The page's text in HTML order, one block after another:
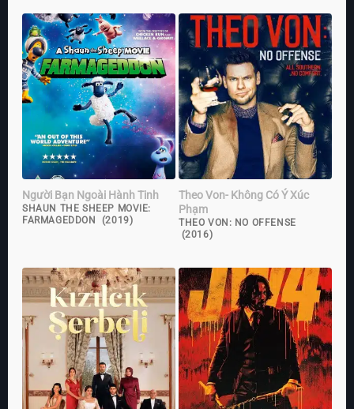
Người Bạn Ngoài Hành Tinh
SHAUN THE SHEEP MOVIE:
FARMAGEDDON (2019)
Theo Von- Không Có Ý Xúc
Phạm
THEO VON: NO OFFENSE
(2016)